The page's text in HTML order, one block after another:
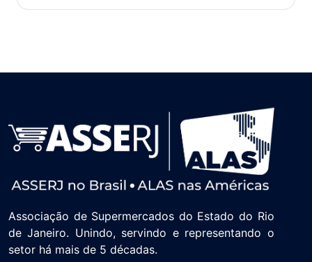
Associação de Supermercados do Estado do Rio
de Janeiro. Unindo, servindo e representando o
setor há mais de 5 décadas.